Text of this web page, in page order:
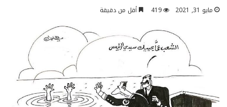
مايو 31, 2021 419 أقل من دقيقة